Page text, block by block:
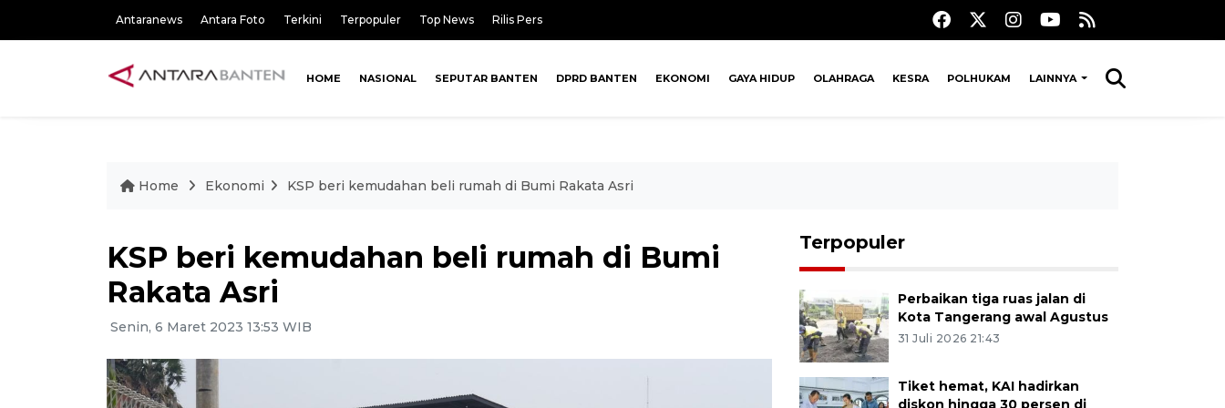
Antaranews Antara Foto Terkini Terpopuler Top News Rilis Pers
HOME NASIONAL SEPUTAR BANTEN DPRD BANTEN EKONOMI GAYA HIDUP OLAHRAGA KESRA POLHUKAM LAINNYA
Home Ekonomi KSP beri kemudahan beli rumah di Bumi Rakata Asri
KSP beri kemudahan beli rumah di Bumi
Rakata Asri
Senin, 6 Maret 2023 13:53 WIB
Terpopuler
Perbaikan tiga ruas jalan di
Kota Tangerang awal Agustus
31 Juli 2026 21:43
Tiket hemat, KAI hadirkan
diskon hingga 30 persen di